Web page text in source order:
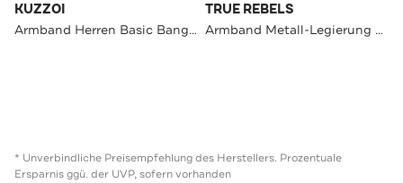
KUZZOI
Armband Herren Basic Bangle Matt 925 Silber Grau
TRUE REBELS
Armband Metall-Legierung OneColor
* Unverbindliche Preisempfehlung des Herstellers. Prozentuale
Ersparnis ggü. der UVP, sofern vorhanden